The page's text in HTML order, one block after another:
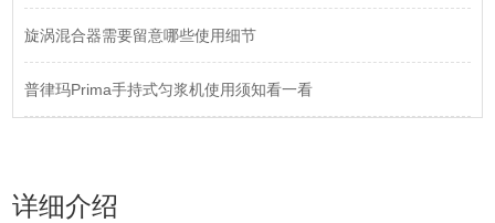
旋涡混合器需要留意哪些使用细节
普律玛Prima手持式匀浆机使用须知看一看
详细介绍